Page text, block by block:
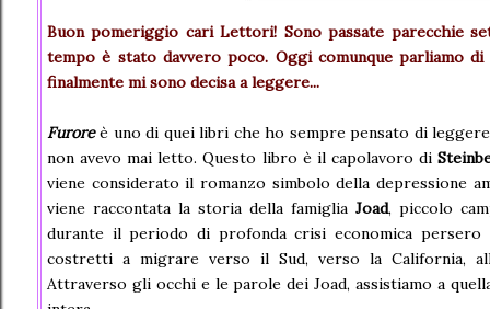
Buon pomeriggio cari Lettori! Sono passate parecchie
tempo è stato davvero poco. Oggi comunque parliamo
finalmente mi sono decisa a leggere...
Furoreè uno di quei libri che ho sempre pensato di
non avevo mai letto. Questo libro è il capolavoro di
viene considerato il romanzo simbolo della depressione
viene raccontata la storia della famiglia Joad, piccolo
durante il periodo di profonda crisi economica
costretti a migrare verso il Sud, verso la California,
Attraverso gli occhi e le parole dei Joad, assistiamo a